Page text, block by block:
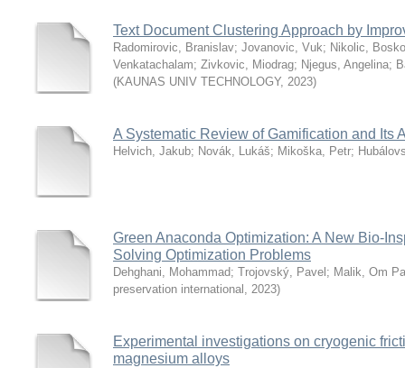
Text Document Clustering Approach by
Radomirovic, Branislav; Jovanovic, Vuk; Nikolic, Bosko
Venkatachalam; Zivkovic, Miodrag; Njegus, Angelina;
(KAUNAS UNIV TECHNOLOGY, 2023)
A Systematic Review of Gamification and Its
Helvich, Jakub; Novák, Lukáš; Mikoška, Petr;
Green Anaconda Optimization: A New Bio-
Solving Optimization Problems
Dehghani, Mohammad; Trojovský, Pavel ; Malik, Om
preservation international , 2023)
Experimental investigations on cryogenic
magnesium alloys